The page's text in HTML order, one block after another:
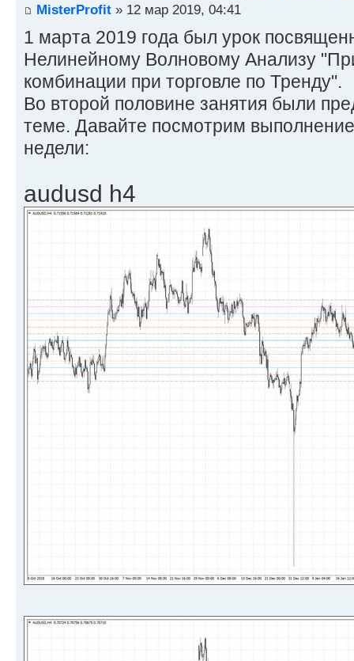
MisterProfit » 12 мар 2019, 04:41
1 марта 2019 года был урок
Нелинейному Волновому Анализу
комбинации при торговле по Тренду".
Во второй половине занятия были
теме. Давайте посмотрим
недели:
audusd h4